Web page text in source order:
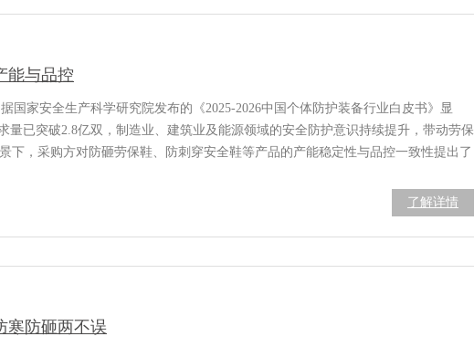
能与品控
国家安全生产科学研究院发布的《2025-2026中国个体防护装备行业白皮书》显
量已突破2.8亿双，制造业、建筑业及能源领域的安全防护意识持续提升，带动劳保
下，采购方对防砸劳保鞋、防刺穿安全鞋等产品的产能稳定性与品控一致性提出了
了解详情
寒防砸两不误